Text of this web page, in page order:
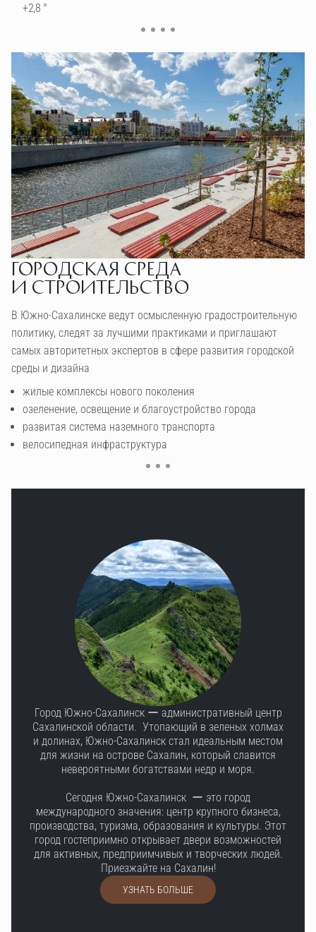
+2,8 °
Городская среда
и строительство
В Южно-Сахалинске ведут осмысленную градостроительную
политику, следят за лучшими практиками и приглашают
самых авторитетных экспертов в сфере развития городской
среды и дизайна
жилые комплексы нового поколения
озеленение, освещение и благоустройство города
развитая система наземного транспорта
велосипедная инфраструктура
Образовательный центр
разнообразное дошкольное образование
передовые, современные школы, гимназии, лицеи
профессиональное и высшее образование (СахГу и
Коммерческие
и рекреационные объекты
Имея всего около 200 000 населения, Южно-Сахалинск
обладает инфраструктурой городов миллионников
крупные ТРЦ и магазины
аквапарк, бассейны, стадионы
парк культуры и отдыха им. Ю. Гагарина, скверы,
набережные
канатная дорога и ГК “Горный воздух”
Город Южно-Сахалинск ー административный центр
Сахалинской области. Утопающий в зеленых холмах
и долинах, Южно-Сахалинск стал идеальным местом
для жизни на острове Сахалин, который славится
невероятными богатствами недр и моря.
Сегодня Южно-Сахалинск ー это город
международного значения: центр крупного бизнеса,
производства, туризма, образования и культуры. Этот
город гостеприимно открывает двери возможностей
для активных, предприимчивых и творческих людей.
Приезжайте на Сахалин!
УЗНАТЬ БОЛЬШЕ